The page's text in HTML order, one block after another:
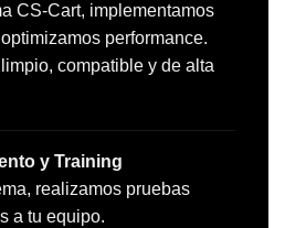
CS-Cart, implementamos
performance.
compatible y de alta
y Training
realizamos pruebas
a tu equipo.